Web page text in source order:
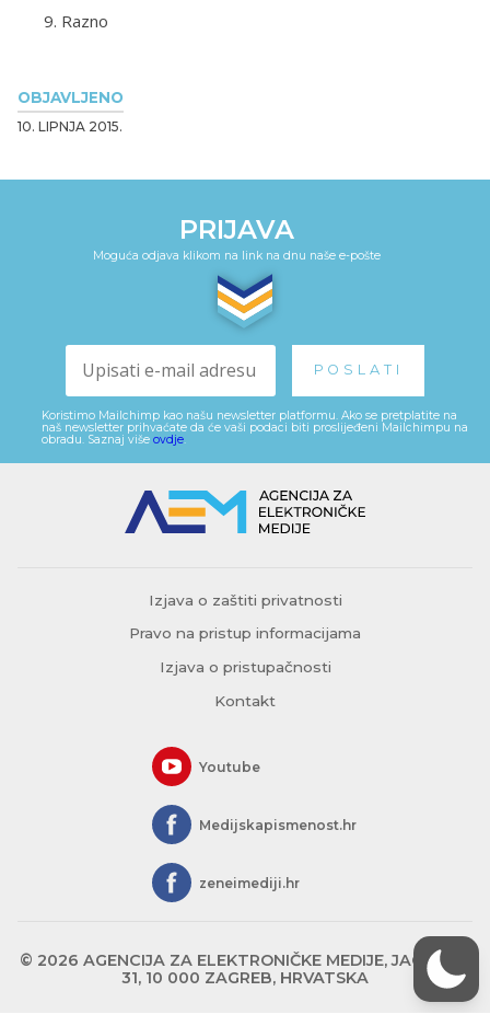
OBJAVLJENO
10. LIPNJA 2015.
Razno
PRIJAVA
Moguća odjava klikom na link na dnu naše e-pošte
Koristimo Mailchimp kao našu newsletter platformu. Ako se pretplatite na
naš newsletter prihvaćate da će vaši podaci biti proslijeđeni Mailchimpu na
obradu. Saznaj više ovdje.
Izjava o zaštiti privatnosti
Pravo na pristup informacijama
Izjava o pristupačnosti
Kontakt
Youtube
Medijskapismenost.hr
zeneimediji.hr
© 2026 AGENCIJA ZA ELEKTRONIČKE MEDIJE, JAGIĆEVA
31, 10 000 ZAGREB, HRVATSKA